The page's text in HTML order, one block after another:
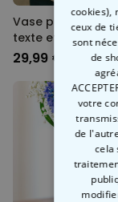
Vase
texte et couronne
29,99 €
cookies),
ceux de
sont
de
votre
de
cela